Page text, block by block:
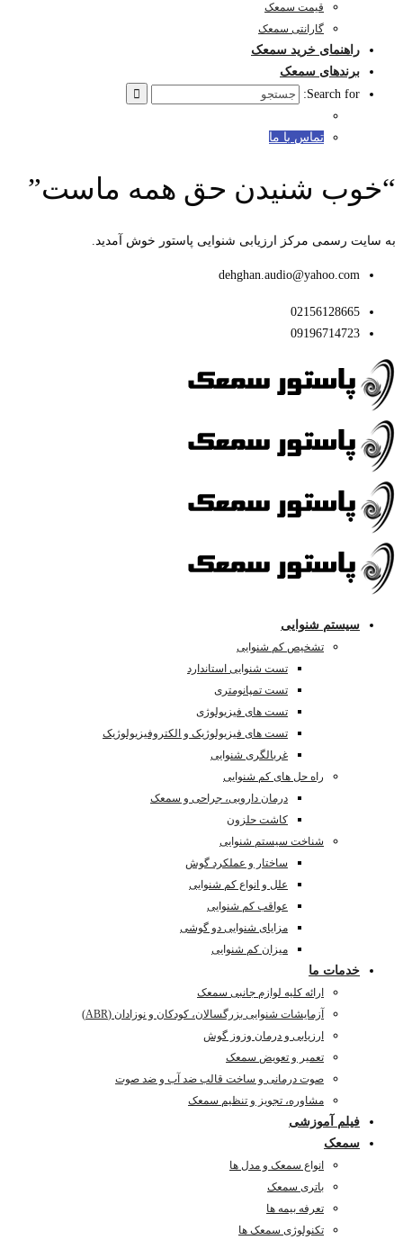
قیمت سمعک
گارانتی سمعک
راهنمای خرید سمعک
برندهای سمعک
Search for:
تماس با ما
شنیدن حق همه ماست”
رسمی مرکز ارزیابی شنوایی پاستور خوش آمدید.
dehghan.audio@yahoo.com
02156128665
09196714723
سیستم شنوایی
تشخیص کم شنوایی
تست شنوایی استاندارد
تست تمپانومتری
تست های فیزیولوژی
تست های فیزیولوژیک و الکتروفیزیولوژیک
غربالگری شنوایی
راه حل های کم شنوایی
درمان دارویی، جراحی و سمعک
کاشت حلزون
شناخت سیستم شنوایی
ساختار و عملکرد گوش
علل و انواع کم شنوایی
عواقب کم شنوایی
مزایای شنوایی دو گوشی
میزان کم شنوایی
خدمات ما
ارائه کلیه لوازم جانبی سمعک
آزمایشات شنوایی بزرگسالان، کودکان و نوزادان (ABR)
ارزیابی و درمان وزوز گوش
تعمیر و تعویض سمعک
صوت درمانی و ساخت قالب ضد آب و ضد صوت
مشاوره، تجویز و تنظیم سمعک
فیلم آموزشی
سمعک
انواع سمعک و مدل ها
باتری سمعک
تعرفه بیمه ها
تکنولوژی سمعک ها